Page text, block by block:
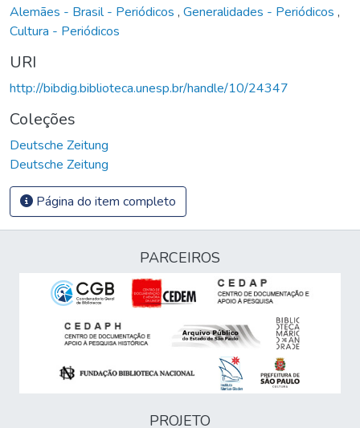
Alemães - Brasil - Periódicos , Generalidades - Periódicos ,
Cultura - Periódicos
URI
http://bibdig.biblioteca.unesp.br/handle/10/24347
Coleções
Deutsche Zeitung
Deutsche Zeitung
Página do item completo
PARCEIROS
PROJETO